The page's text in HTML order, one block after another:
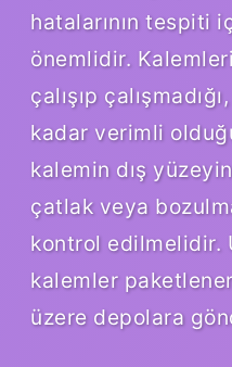
hatalarının tespiti
önemlidir.
çalışıp
kadar verimli
kalemin dış
çatlak veya
kontrol edilmelidir.
kalemler
üzere depolara